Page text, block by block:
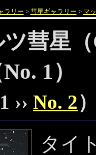
ラリー > 彗星ギャラリー > マ
彗星
1）
›› No. 2
タイ